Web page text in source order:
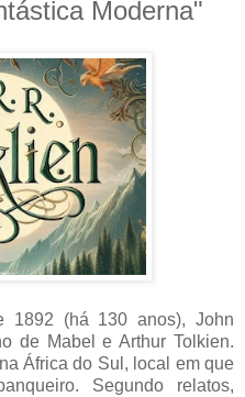
Moderna"
1892 (há 130 anos), John
de Mabel e Arthur Tolkien.
África do Sul, local em que
Segundo relatos,